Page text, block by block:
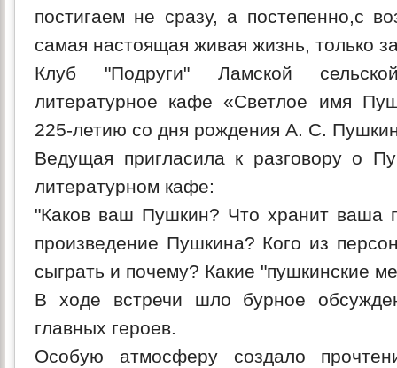
постигаем не сразу, а постепенно,с
самая настоящая живая жизнь, только
Клуб "Подруги" Ламской
литературное кафе «Светлое имя
225-летию со дня рождения А. С.
Ведущая пригласила к разговору о
литературном кафе:
"Каков ваш Пушкин? Что хранит ваша
произведение Пушкина? Кого из
сыграть и почему? Какие "пушкинские
В ходе встречи шло бурное
главных героев.
Особую атмосферу создало